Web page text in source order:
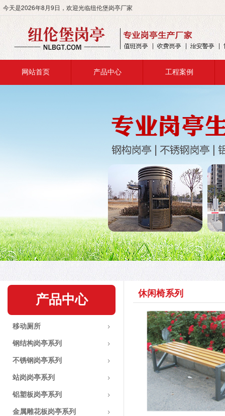
今天是2026年8月9日 ，欢迎光临纽伦堡岗亭厂家
网站首页 产品中心 工程案例
产品中心
移动厕所
钢结构岗亭系列
不锈钢岗亭系列
站岗岗亭系列
铝塑板岗亭系列
金属雕花板岗亭系列
休闲椅系列